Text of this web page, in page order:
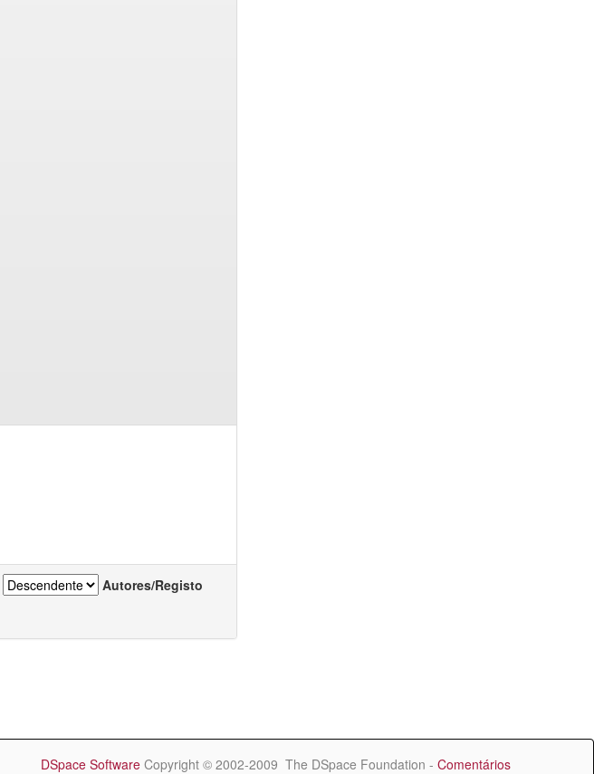
Autores/Registo
DSpace Software Copyright © 2002-2009 The DSpace Foundation - Comentários